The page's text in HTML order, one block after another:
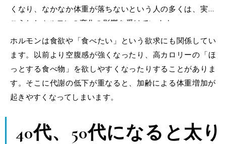
くなり、なかなか体重が落ちないという人の多くは、実は
こうしたホルモンの変化の影響を受けています。
ホルモンは食欲や「食べたい」という欲求にも関係してい
ます。以前より空腹感が強くなったり、高カロリーの「ほ
っとする食べ物」を欲しやすくなったりすることがありま
す。そこに代謝の低下が重なると、 加齢による体重増加が
起きやすくなってしまいます。
40代、50代になると太り